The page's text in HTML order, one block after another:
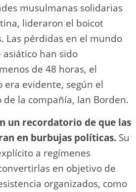
musulmanas solidarias
lideraron el boicot
Las pérdidas en el mundo
han sido
de 48 horas, el
evidente, según el
la compañía, Ian Borden.
un recordatorio de que las
en burbujas políticas. Su
a regímenes
en objetivo de
organizados, como